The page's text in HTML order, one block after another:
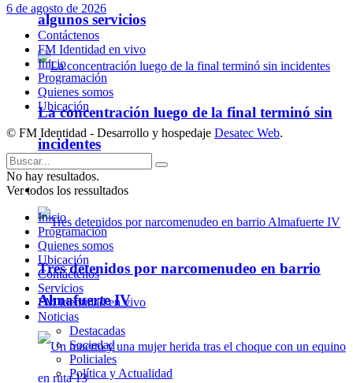
algunos servicios
La concentración luego de la final terminó sin
incidentes
Policiales
Tres detenidos por narcomenudeo en barrio
Almafuerte IV
6 de agosto de 2026
Contáctenos
FM Identidad en vivo
Inicio
Programación
Quienes somos
Ubicación
© FM Identidad - Desarrollo y hospedaje Desatec Web.
No hay resultados.
Ver todos los ressultados
Inicio
Programación
Quienes somos
Ubicación
Contáctenos
Servicios
FM Identidad en vivo
Noticias
Destacadas
Sociedad
Policiales
Política y Actualidad